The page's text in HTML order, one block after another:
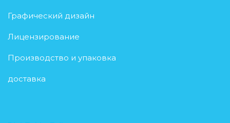
Графический дизайн
Лицензирование
Производство и упаковка
доставка